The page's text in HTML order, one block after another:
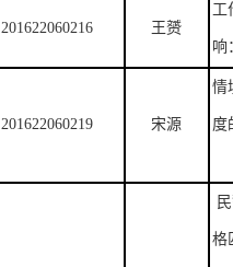
201622060216 王赟
工
响
201622060219 宋源
情
度
格